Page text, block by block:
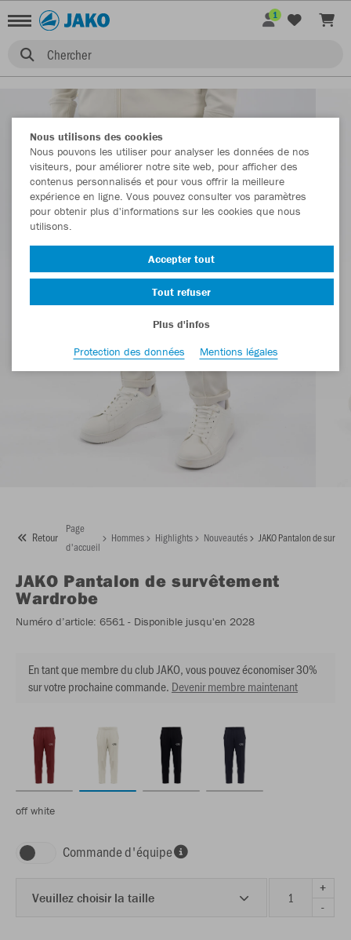
Chercher
1
Retour
Page
d'accueil
Hommes Highlights Nouveautés JAKO Pantalon de
JAKO Pantalon de survêtement
Wardrobe
Numéro d’article: 6561 - Disponible jusqu'en 2028
En tant que membre du club JAKO, vous pouvez économiser 30%
sur votre prochaine commande. Devenir membre maintenant
off white
Commande d'équipe
Veuillez choisir la taille
+
-
Nous utilisons des cookies
Nous pouvons les utiliser pour analyser les données de nos
visiteurs, pour améliorer notre site web, pour afficher des
contenus personnalisés et pour vous offrir la meilleure
expérience en ligne. Vous pouvez consulter vos paramètres
pour obtenir plus d'informations sur les cookies que nous
utilisons.
Accepter tout
Tout refuser
Plus d'infos
Protection des données
Mentions légales